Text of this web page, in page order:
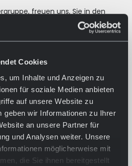
Cookies
um Inhalte und Anzeigen zu
für soziale Medien anbieten
auf unsere Website zu
geben wir Informationen zu Ihrer
an unsere Partner für
und Analysen weiter. Unsere
möglicherweise mit
die Sie ihnen bereitgestellt
freuen uns, Sie in den
zu dürfen.
für den Architektentag 2026